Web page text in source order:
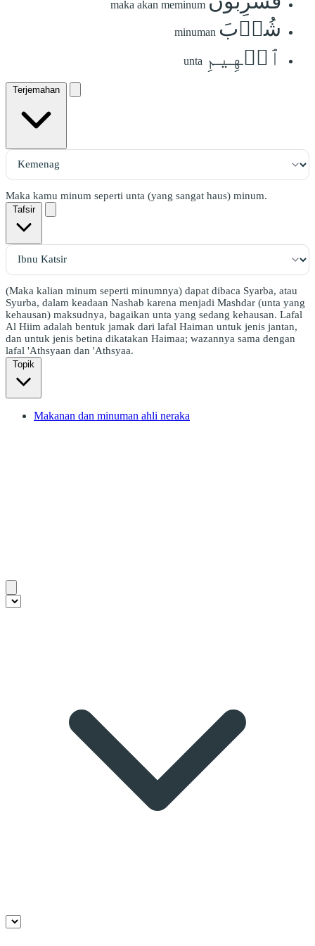
maka akan meminum
شُرۡبَ minuman
ٱلۡهِيمِ unta
Terjemahan
Maka kamu minum seperti unta (yang sangat haus) minum.
Tafsir
(Maka kalian minum seperti minumnya) dapat dibaca Syarba, atau
Syurba, dalam keadaan Nashab karena menjadi Mashdar (unta yang
kehausan) maksudnya, bagaikan unta yang sedang kehausan. Lafal
Al Hiim adalah bentuk jamak dari lafal Haiman untuk jenis jantan,
dan untuk jenis betina dikatakan Haimaa; wazannya sama dengan
lafal 'Athsyaan dan 'Athsyaa.
Topik
Makanan dan minuman ahli neraka